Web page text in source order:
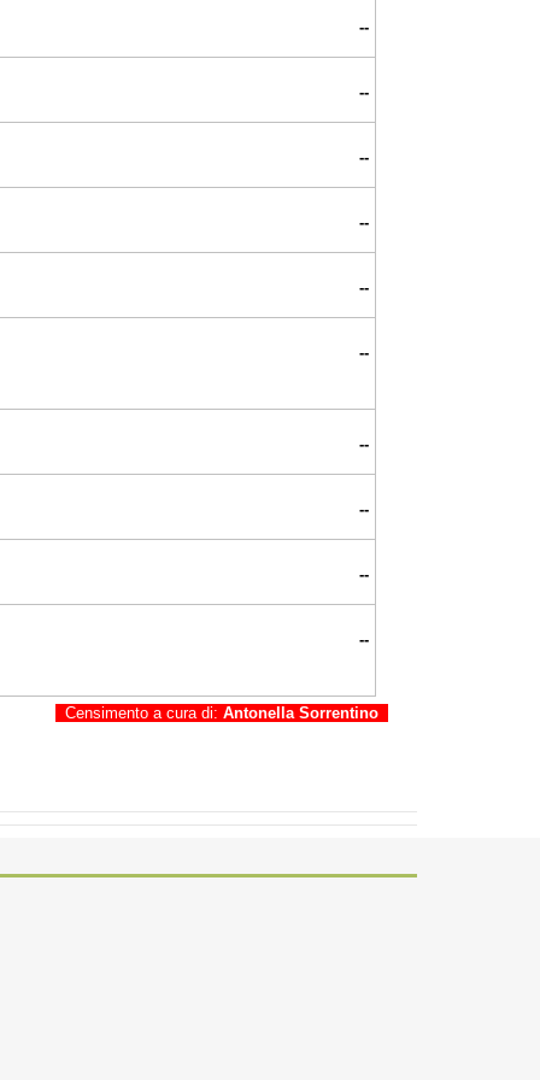
--
--
--
--
--
--
--
--
--
--
Censimento a cura di: Antonella Sorrentino